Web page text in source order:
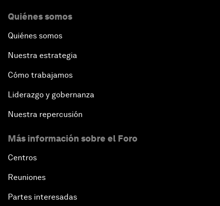
Quiénes somos
Quiénes somos
Nuestra estrategia
Cómo trabajamos
Liderazgo y gobernanza
Nuestra repercusión
Más información sobre el Foro
Centros
Reuniones
Partes interesadas